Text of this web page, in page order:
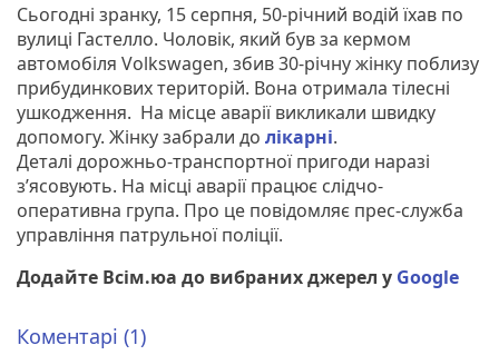
Сьогодні зранку, 15 серпня, 50-річний водій їхав по
вулиці Гастелло. Чоловік, який був за кермом
автомобіля Volkswagen, збив 30-річну жінку поблизу
прибудинкових територій. Вона отримала тілесні
ушкодження. На місце аварії викликали швидку
допомогу. Жінку забрали до лікарні.
Деталі дорожньо-транспортної пригоди наразі
з’ясовують. На місці аварії працює слідчо-
оперативна група. Про це повідомляє прес-служба
управління патрульної поліції.
Додайте Всім.юа до вибраних джерел у Google
Коментарі (1)